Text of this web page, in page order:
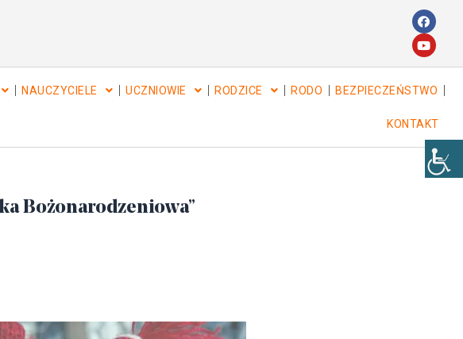
NAUCZYCIELE UCZNIOWIE RODZICE RODO BEZPIECZEŃSTWO
KONTAKT
Bożonarodzeniowa”